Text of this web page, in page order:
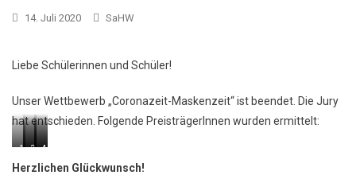
14. Juli 2020 SaHW
Liebe Schülerinnen und Schüler!
Unser Wettbewerb „Coronazeit-Maskenzeit“ ist beendet. Die Jury
hat entschieden. Folgende PreisträgerInnen wurden ermittelt:
1.Platz:
Johanna,
2.Platz:
Kevin,
3.Platz:
T.
4.Platz:
Jeremie,
4.Platz:
Max,
Herzlichen Glückwunsch!